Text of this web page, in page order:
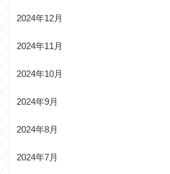
2024年12月
2024年11月
2024年10月
2024年9月
2024年8月
2024年7月